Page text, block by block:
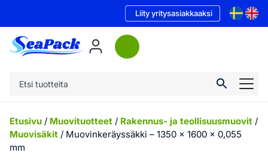
Liity yritysasiakkaaksi
Etusivu / Muovituotteet / Rakennus- ja teollisuusmuovit /
Muovisäkit / Muovinkeräyssäkki – 1350 x 1600 x 0,055
mm